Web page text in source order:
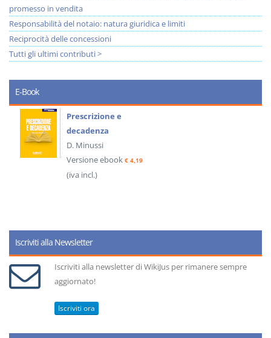
promesso in vendita
Responsabilità del notaio: natura giuridica e limiti
Reciprocità delle concessioni
Tutti gli ultimi contributi >
E-Book
Prescrizione e
decadenza
D. Minussi
Versione ebook € 4,19
(iva incl.)
Iscriviti alla Newsletter
Iscriviti alla newsletter di WikiJus per rimanere sempre
aggiornato!
Iscriviti ora